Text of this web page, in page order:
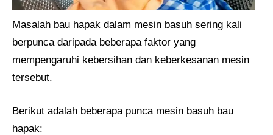
Masalah bau hapak dalam mesin basuh sering kali
berpunca daripada beberapa faktor yang
mempengaruhi kebersihan dan keberkesanan mesin
tersebut.
Berikut adalah beberapa punca mesin basuh bau
hapak: